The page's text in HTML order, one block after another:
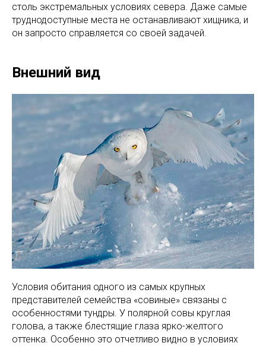
столь экстремальных условиях севера. Даже самые
труднодоступные места не останавливают хищника, и
он запросто справляется со своей задачей.
Внешний вид
Условия обитания одного из самых крупных
представителей семейства «совиные» связаны с
особенностями тундры. У полярной совы круглая
голова, а также блестящие глаза ярко-желтого
оттенка. Особенно это отчетливо видно в условиях